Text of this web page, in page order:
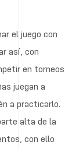
el juego con
así, con
en torneos
juegan a
a practicarlo.
alta de la
con ello